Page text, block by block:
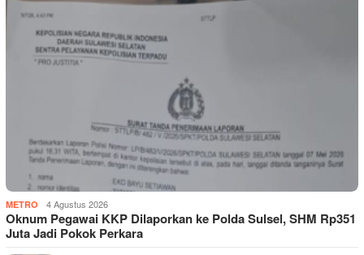
METRO 4 Agustus 2026
Oknum Pegawai KKP Dilaporkan ke Polda Sulsel, SHM Rp351
Juta Jadi Pokok Perkara